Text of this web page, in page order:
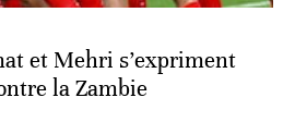
et Mehri s’expriment
la Zambie